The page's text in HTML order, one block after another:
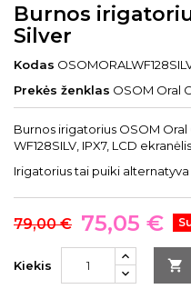
Burnos
Silver
Kodas
Prekės ženklas OSOM Oral
Burnos irigatorius OSOM Oral
WF128SILV, IPX7, LCD
Irigatorius tai puiki alternatyva
79,00 € 75,05 €
Kiekis 